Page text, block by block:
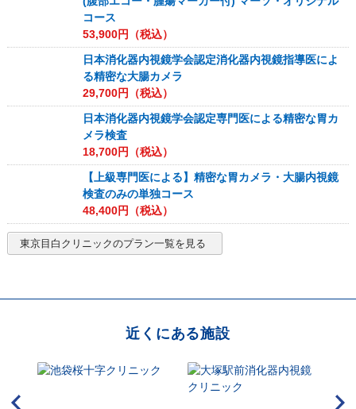
コース
53,900円（税込）
日本消化器内視鏡学会認定消化器内視鏡指導医によ
る精密な大腸カメラ
29,700円（税込）
日本消化器内視鏡学会認定専門医による精密な胃カ
メラ検査
18,700円（税込）
【上級専門医による】精密な胃カメラ・大腸内視鏡
検査のみの単独コース
48,400円（税込）
東京目白クリニックのプラン一覧を見る
近くにある施設